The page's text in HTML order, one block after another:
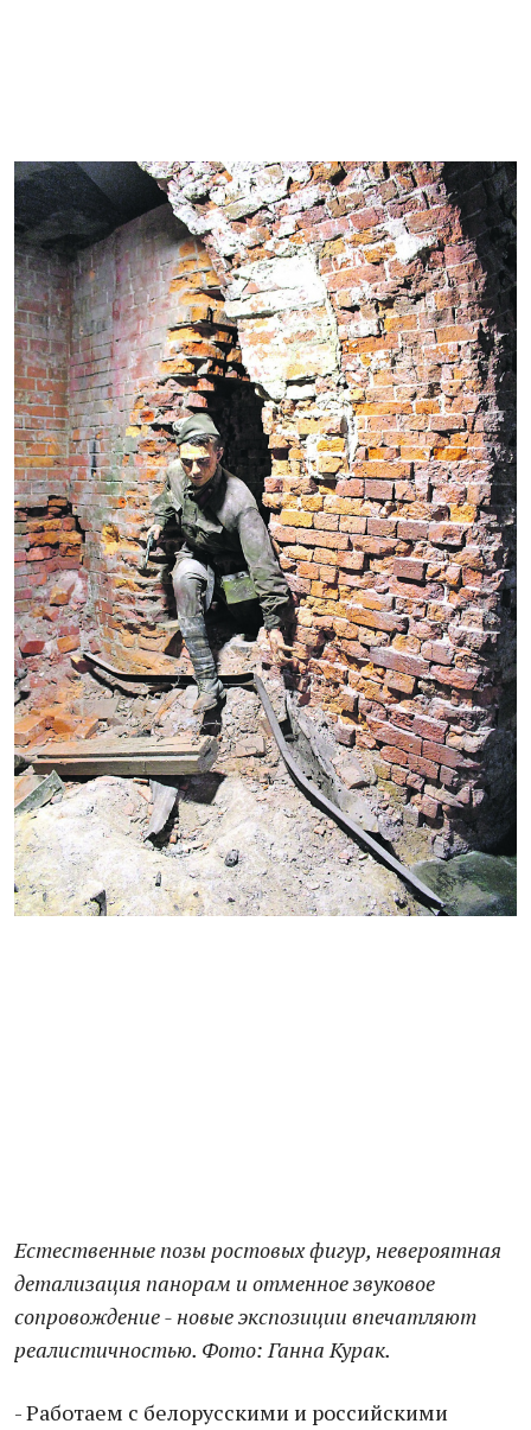
Естественные позы ростовых фигур, невероятная
детализация панорам и отменное звуковое
сопровождение - новые экспозиции впечатляют
реалистичностью. Фото: Ганна Курак.
- Работаем с белорусскими и российскими